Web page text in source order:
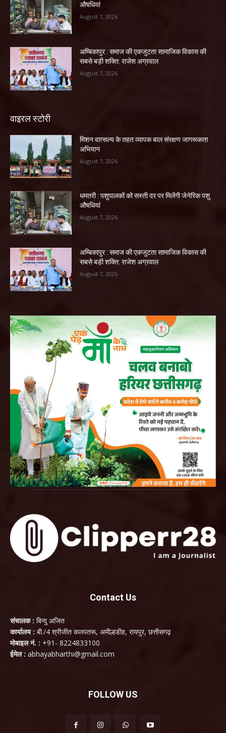
औषधियां
August 7, 2026
अम्बिकापुर : समाज की एकजुटता सामाजिक विकास की
सबसे बड़ी शक्ति: राजेश अग्रवाल
August 7, 2026
वाइरल स्टोरी
मिशन वात्सल्य के तहत व्यापक बाल संरक्षण जागरूकता
अभियान
August 7, 2026
धमतरी : पशुपालकों को सस्ती दर पर मिलेंगी जेनेरिक पशु
औषधियां
August 7, 2026
अम्बिकापुर : समाज की एकजुटता सामाजिक विकास की
सबसे बड़ी शक्ति: राजेश अग्रवाल
August 7, 2026
Contact Us
संचालक : बिन्दु अजित
कार्यालय : बी./4 श्रीजीत कलपतरू, अमील्हडीह, रायपुर, छत्तीसगढ़
मोबाइल नं. : +91- 8224833100
ईमेल : abhayabharthi@gmail.com
FOLLOW US